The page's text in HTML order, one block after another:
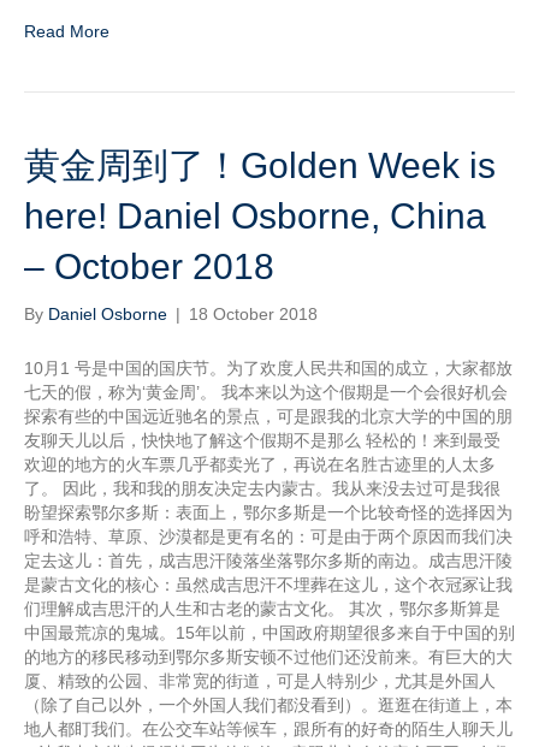
Read More
黄金周到了！Golden Week is
here! Daniel Osborne, China
– October 2018
By Daniel Osborne | 18 October 2018
10月1 号是中国的国庆节。为了欢度人民共和国的成立，大家都放
七天的假，称为‘黄金周’。 我本来以为这个假期是一个会很好机会
探索有些的中国远近驰名的景点，可是跟我的北京大学的中国的朋
友聊天儿以后，快快地了解这个假期不是那么 轻松的！来到最受
欢迎的地方的火车票几乎都卖光了，再说在名胜古迹里的人太多
了。 因此，我和我的朋友决定去内蒙古。我从来没去过可是我很
盼望探索鄂尔多斯：表面上，鄂尔多斯是一个比较奇怪的选择因为
呼和浩特、草原、沙漠都是更有名的：可是由于两个原因而我们决
定去这儿：首先，成吉思汗陵落坐落鄂尔多斯的南边。成吉思汗陵
是蒙古文化的核心：虽然成吉思汗不埋葬在这儿，这个衣冠冢让我
们理解成吉思汗的人生和古老的蒙古文化。 其次，鄂尔多斯算是
中国最荒凉的鬼城。15年以前，中国政府期望很多来自于中国的别
的地方的移民移动到鄂尔多斯安顿不过他们还没前来。有巨大的大
厦、精致的公园、非常宽的街道，可是人特别少，尤其是外国人
（除了自己以外，一个外国人我们都没看到）。逛逛在街道上，本
地人都盯我们。在公交车站等候车，跟所有的好奇的陌生人聊天儿